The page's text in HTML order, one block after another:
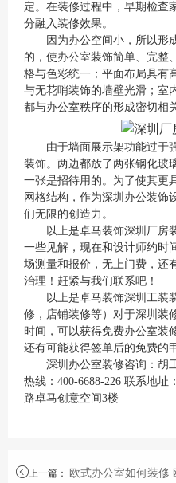
定。在装修过程中，早期检查
分融入装修效果。
因为办公空间小，所以形
的，使办公室装饰简单、完整
格与色彩统一；平面布局具有
与无花哨装饰的墙壁光滑；室
都与办公室秩序的形成密切相
由于墙面展示架功能过于
装饰。两边都放了两张钢化玻
一张是招待用的。为了使其更
网格结构，作为深圳办公装饰
们无限的创造力。
以上是卓马装饰深圳厂房
一些见解，现在和设计师约时
场测量和报价，无上门费，还
治理！赶紧与我们联系吧！
以上是卓马装饰深圳工装
修，店铺装修等）对于深圳装
时间，可以获得免费办公室装
还有可能获得签单后的免费的
深圳办公室装修咨询：胡
热线：400-6688-226 联系地
路卓马创意空间3楼
上一篇 ： 欧式办公室如何装修